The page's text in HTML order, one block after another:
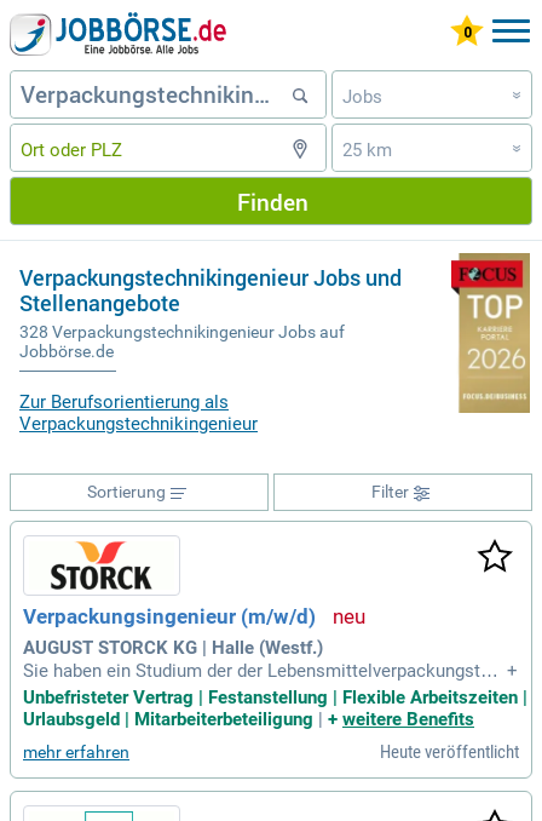
Jobs »
25 km »
Finden
Verpackungstechnikingenieur Jobs und
Stellenangebote
328 Verpackungstechnikingenieur Jobs auf
Jobbörse.de
Zur Berufsorientierung als
Verpackungstechnikingenieur
Filter
Sortierung
Verpackungsingenieur (m/w/d)
AUGUST STORCK KG | Halle (Westf.)
Sie haben ein Studium der der Lebensmittelverpackungstec
hnologie, Verpackungstechnik oder vergleichbar abgeschlo
ssen. Idealerweise konnten Sie bereits Berufserfahrung im F
+
Unbefristeter Vertrag | Festanstellung | Flexible Arbeitszeiten |
Urlaubsgeld | Mitarbeiterbeteiligung
+ weitere Benefits
mehr erfahren Heute veröffentlicht